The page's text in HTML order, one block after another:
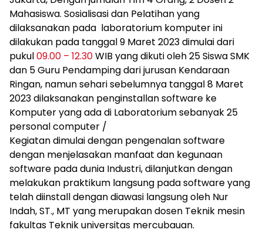
Mahasiswa. Sosialisasi dan Pelatihan yang
dilaksanakan pada laboratorium komputer ini
dilakukan pada tanggal 9 Maret 2023 dimulai dari
pukul09.00 – 12.30WIB yang dikuti oleh 25 Siswa SMK
dan 5 Guru Pendamping dari jurusan Kendaraan
Ringan, namun sehari sebelumnya tanggal 8 Maret
2023 dilaksanakan penginstallan software ke
Komputer yang ada di Laboratorium sebanyak 25
personal computer /
Kegiatan dimulai dengan pengenalan software
dengan menjelasakan manfaat dan kegunaan
software pada dunia Industri, dilanjutkan dengan
melakukan praktikum langsung pada software yang
telah diinstall dengan diawasi langsung oleh Nur
Indah, ST., MT yang merupakan dosen Teknik mesin
fakultas Teknik universitas mercubauan.